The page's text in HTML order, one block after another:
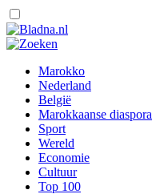
Marokko
Nederland
België
Marokkaanse diaspora
Sport
Wereld
Economie
Cultuur
Top 100